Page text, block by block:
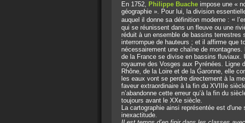
En 1752, Philippe Buache impose une «
géographie ». Pour lui, la division
auquel il donne sa définition moderne : «
qui se réunissent dans un fleuve ou une
réduit à un ensemble de bassins terrestres
interrompue de hauteurs ; et il affirme que
nécessairement une chaîne de
de la France se divise en bassins fluviaux.
royaume des Vosges aux Pyrénées. Ligne
Rhône, de la Loire et de la Garonne, elle
les eaux vont se perdre directement à la
faveur extraordinaire à la fin du XVIIIe
n’abandonne cette erreur qu’à la fin du
toujours avant le XXe siècle.
La cartographie ainsi représentée est
inexactitude.